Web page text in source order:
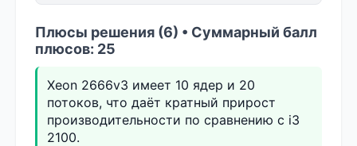
Плюсы решения (6) • Суммарный балл
плюсов: 25
Xeon 2666v3 имеет 10 ядер и 20
потоков, что даёт кратный прирост
производительности по сравнению с i3
2100.